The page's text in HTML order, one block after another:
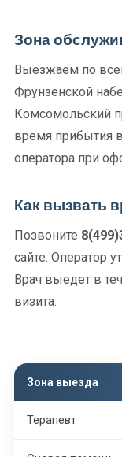
Зона
Выезжаем по
Фрунзенской
Комсомольский
время прибытия
оператора при
Как вызвать
Позвоните
сайте. Оператор
Врач выедет в
визита.
Зона выезда
Терапевт